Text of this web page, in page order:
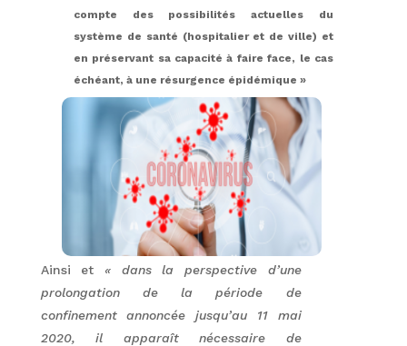
compte des possibilités actuelles du
système de santé (hospitalier et de ville) et
en préservant sa capacité à faire face, le cas
échéant, à une résurgence épidémique »
Ainsi et« dans la perspective d’une
prolongation de la période de
confinement annoncée jusqu’au 11 mai
2020, il apparaît nécessaire de